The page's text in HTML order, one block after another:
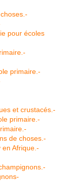
pour écoles
primaire.-
et crustacés.-
primaire.-
de choses.-
Afrique.-